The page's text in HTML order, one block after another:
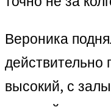
Вероника
высокий, с